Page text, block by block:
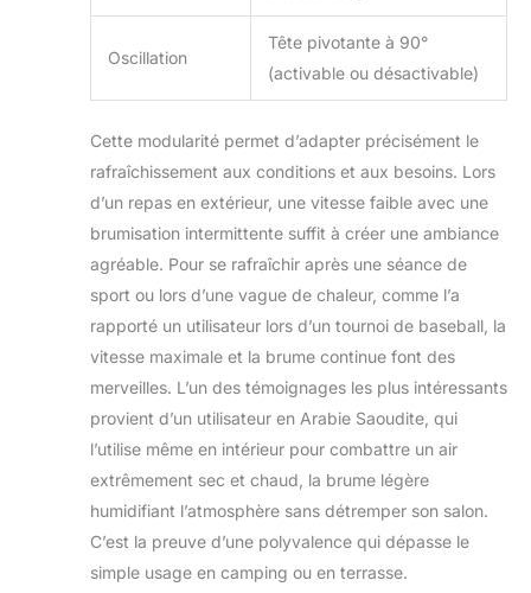
d'eau dispose de 4
modes de
pulvérisation
uniques pour un
(Pulvérisation
continue,
pulvérisation 3
s/arrêt 2 secondes,
s/arrêt 3 s,
pulvérisation 10
s/arrêt 4 secondes).
Ce ventilateur de
refroidissement de
une buse standard
de 3 mm pour une
pulvérisation
puissante et une
large couverture,
ainsi que deux
Oscillation
Tête pivotante à 90°
(activable ou désactivable)
Cette modularité permet d’adapter précisément le
rafraîchissement aux conditions et aux besoins. Lors
d’un repas en extérieur, une vitesse faible avec une
brumisation intermittente suffit à créer une ambiance
agréable. Pour se rafraîchir après une séance de
sport ou lors d’une vague de chaleur, comme l’a
rapporté un utilisateur lors d’un tournoi de baseball, la
vitesse maximale et la brume continue font des
merveilles. L’un des témoignages les plus intéressants
provient d’un utilisateur en Arabie Saoudite, qui
l’utilise même en intérieur pour combattre un air
extrêmement sec et chaud, la brume légère
humidifiant l’atmosphère sans détremper son salon.
C’est la preuve d’une polyvalence qui dépasse le
simple usage en camping ou en terrasse.